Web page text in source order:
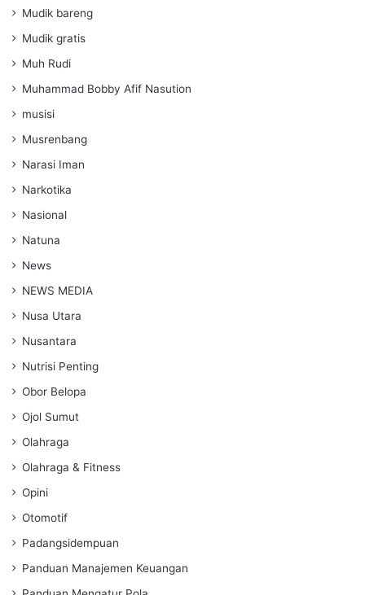
Mudik bareng
Mudik gratis
Muh Rudi
Muhammad Bobby Afif Nasution
musisi
Musrenbang
Narasi Iman
Narkotika
Nasional
Natuna
News
NEWS MEDIA
Nusa Utara
Nusantara
Nutrisi Penting
Obor Belopa
Ojol Sumut
Olahraga
Olahraga & Fitness
Opini
Otomotif
Padangsidempuan
Panduan Manajemen Keuangan